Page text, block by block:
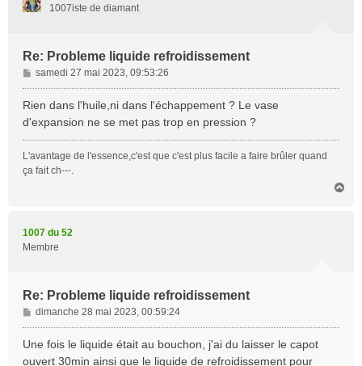
1007iste de diamant
Re: Probleme liquide refroidissement
M
e
s
e
samedi 27 mai 2023, 09:53:26
Rien dans l'huile,ni dans l'échappement ? Le vase
d'expansion ne se met pas trop en pression ?
L'avantage de l'essence,c'est que c'est plus facile a faire brûler quand
ça fait ch---.
1007 du 52
Membre
Re: Probleme liquide refroidissement
M
e
s
dimanche 28 mai 2023, 00:59:24
Une fois le liquide était au bouchon, j'ai du laisser le capot
ouvert 30min ainsi que le liquide de refroidissement pour